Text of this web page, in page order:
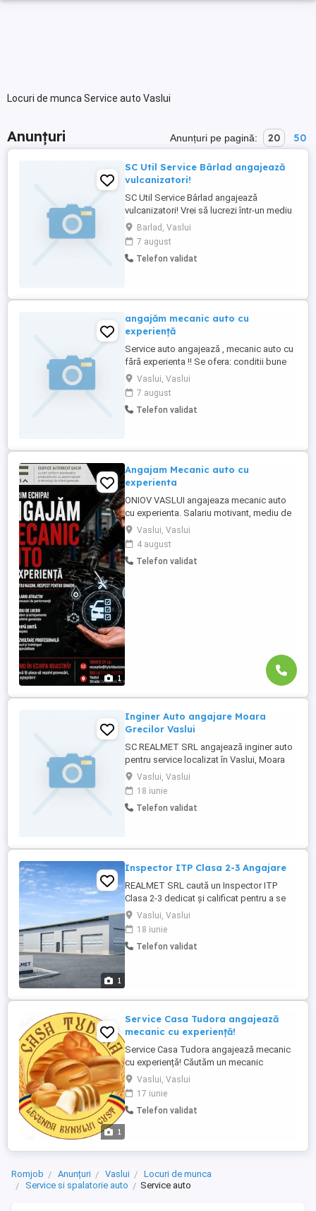
Locuri de munca Service auto Vaslui
Anunțuri Anunțuri pe pagină: 20 50
SC Util Service Bârlad angajează
vulcanizatori!
SC Util Service Bârlad angajează
vulcanizatori! Vrei să lucrezi într-un mediu
profesionist și să fii bine plătit pentru
efortul și dorința ta de a învăța? La SC Util
Service apreciem ambiția și seriozitatea!
Oferim: Salarii atractive, direct
Barlad, Vaslui
7 august
Telefon validat
angajăm mecanic auto cu
experiență
Service auto angajează , mecanic auto cu
fără experienta !! Se ofera: conditii bune
de munca salariul atractiv ! contract de
muncă! Daca esti interesat si ai nevoie de
mai multe detalii , contacteaza ne la
Gabriel!!! ... Se oferă seriozitate maxima!!!
Vaslui, Vaslui
7 august
Telefon validat
1
Angajam Mecanic auto cu
experienta
ONIOV VASLUI angajeaza mecanic auto
cu experienta. Salariu motivant, mediu de
lucru profesionist. Relatii la tel
0751361705 , sau la sediul societatiii din
strada Calugareni,nr.106 ( service Dacia
Motor Grup)
Vaslui, Vaslui
4 august
Telefon validat
Inginer Auto angajare Moara
Grecilor Vaslui
SC REALMET SRL angajează inginer auto
pentru service localizat în Vaslui, Moara
Grecilor.
Vaslui, Vaslui
18 iunie
Telefon validat
1
Inspector ITP Clasa 2-3 Angajare
REALMET SRL caută un Inspector ITP
Clasa 2-3 dedicat și calificat pentru a se
alătura echipei noastre. Rolul principal va
consta în efectuarea inspecțiilor tehnice
periodice pentru vehicule, asigurând
conformitatea acestora cu reglementările
Vaslui, Vaslui
18 iunie
Telefon validat
1
Service Casa Tudora angajează
mecanic cu experiență!
Service Casa Tudora angajează mecanic
cu experiență! Căutăm un mecanic
priceput, serios și dornic să facă parte din
echipa noastră! Cerințe: Experiență în
domeniul mecanicii auto Seriozitate și
responsabilitate Spirit de echipă Oferim:
Vaslui, Vaslui
17 iunie
Telefon validat
Romjob Anunțuri Vaslui
Locuri de munca
Service si spalatorie auto
Service auto